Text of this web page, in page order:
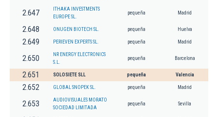
2.647
ITHAKA INVESTMENTS
EUROPE SL.
pequeña Madrid
2.648 ONUGEN BIOTECH SL. pequeña Huelva
2.649 PERIEVEN EXPERTS SL. pequeña Madrid
2.650
NR ENERGY ELECTRONICS
S.L.
pequeña Barcelona
2.651 SOLOSIETE SLL pequeña Valencia
2.652 GLOBAL SNOPEK SL. pequeña Madrid
2.653
AUDIOVISUALES MORATO
SOCIEDAD LIMITADA
pequeña Sevilla